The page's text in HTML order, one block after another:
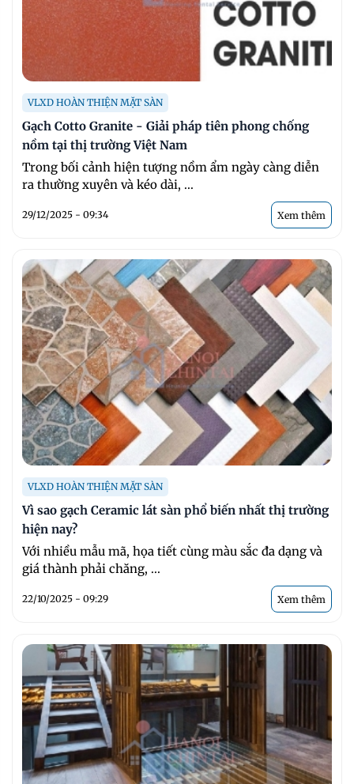
VLXD HOÀN THIỆN MẶT SÀN
Gạch Cotto Granite - Giải pháp tiên phong chống
nồm tại thị trường Việt Nam
Trong bối cảnh hiện tượng nồm ẩm ngày càng diễn
ra thường xuyên và kéo dài, ...
29/12/2025 - 09:34 Xem thêm
VLXD HOÀN THIỆN MẶT SÀN
Vì sao gạch Ceramic lát sàn phổ biến nhất thị trường
hiện nay?
Với nhiều mẫu mã, họa tiết cùng màu sắc đa dạng và
giá thành phải chăng, ...
22/10/2025 - 09:29 Xem thêm